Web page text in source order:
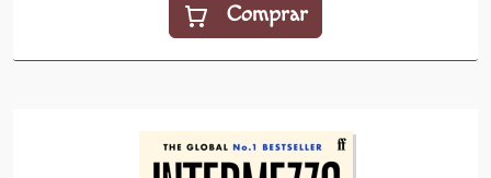
Comprar